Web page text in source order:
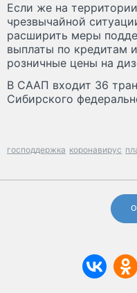
Если же на
чрезвычайной
расширить меры
выплаты по кредитам
розничные цены на
В СААП входит 36
Сибирского
господдержка коронавирус